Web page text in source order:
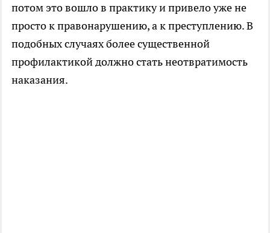
потом это вошло в практику и привело уже не
просто к правонарушению, а к преступлению. В
подобных случаях более существенной
профилактикой должно стать неотвратимость
наказания.